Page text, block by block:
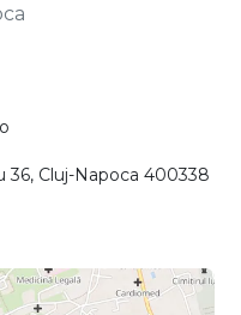
36, Cluj-Napoca 400338